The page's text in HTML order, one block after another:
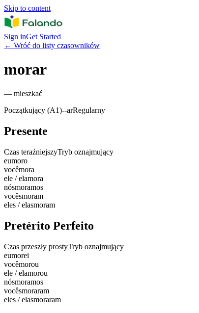
Skip to content
Sign inGet Started
← Wróć do listy czasowników
morar
— mieszkać
Początkujący (A1)--arRegularny
Presente
Czas teraźniejszyTryb oznajmujący
eumoro
vocêmora
ele / elamora
nósmoramos
vocêsmoram
eles / elasmoram
Pretérito Perfeito
Czas przeszły prostyTryb oznajmujący
eumorei
vocêmorou
ele / elamorou
nósmoramos
vocêsmoraram
eles / elasmoraram